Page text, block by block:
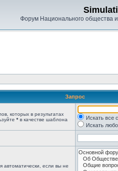
Форум Национального общества
Запрос
которых в результатах
* в качестве шаблона
Искать все
Искать
автоматически, если вы не